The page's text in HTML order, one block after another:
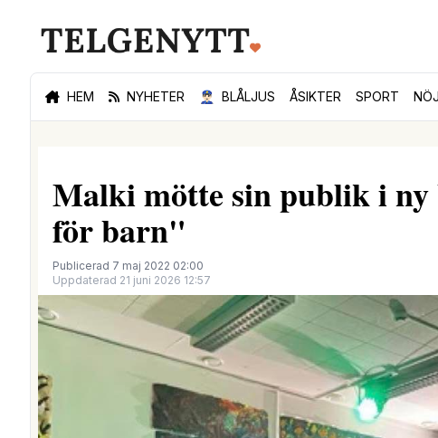
HEM NYHETER 👮🏻‍♂️ BLÅLJUS ÅSIKTER SPORT
Malki mötte sin publik i
för barn"
Publicerad 7 maj 2022 02:00
Uppdaterad 21 juni 2026 12:57